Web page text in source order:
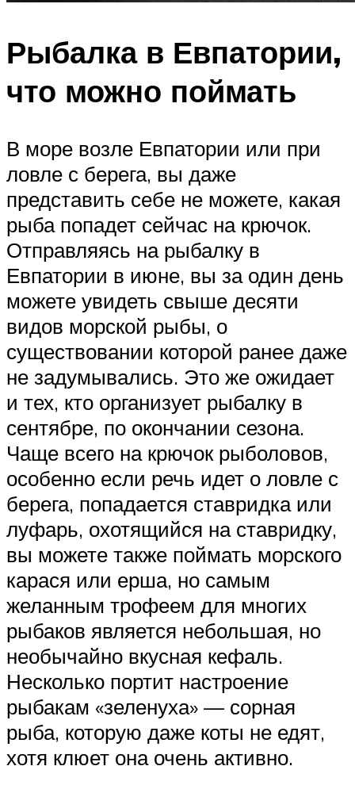
Рыбалка в Евпатории,
что можно поймать
В море возле Евпатории или при
ловле с берега, вы даже
представить себе не можете, какая
рыба попадет сейчас на крючок.
Отправляясь на рыбалку в
Евпатории в июне, вы за один день
можете увидеть свыше десяти
видов морской рыбы, о
существовании которой ранее даже
не задумывались. Это же ожидает
и тех, кто организует рыбалку в
сентябре, по окончании сезона.
Чаще всего на крючок рыболовов,
особенно если речь идет о ловле с
берега, попадается ставридка или
луфарь, охотящийся на ставридку,
вы можете также поймать морского
карася или ерша, но самым
желанным трофеем для многих
рыбаков является небольшая, но
необычайно вкусная кефаль.
Несколько портит настроение
рыбакам «зеленуха» — сорная
рыба, которую даже коты не едят,
хотя клюет она очень активно.